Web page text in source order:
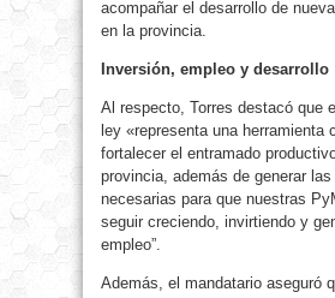
acompañar el desarrollo de
en la provincia.
Inversión, empleo y desarrollo
Al respecto, Torres destacó que
ley «representa una herramienta
fortalecer el entramado
provincia, además de generar
necesarias para que nuestras
seguir creciendo, invirtiendo y
empleo”.
Además, el mandatario aseguró